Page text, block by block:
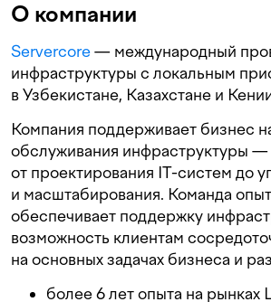
О компании
Servercore— международный
инфраструктуры с локальным
в Узбекистане, Казахстане и
Компания поддерживает бизнес
обслуживания инфраструктуры —
от проектирования IT-систем до
и масштабирования. Команда
обеспечивает поддержку
возможность клиентам
на основных задачах бизнеса и
более 6 лет опыта на рынках